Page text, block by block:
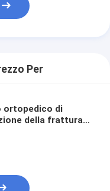
Per
ortopedico di
della frattura